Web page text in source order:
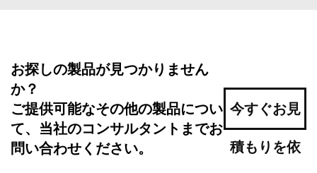
お探しの製品が見つかりません
か？
ご提供可能なその他の製品につい
て、当社のコンサルタントまでお
問い合わせください。
今すぐお見
積もりを依